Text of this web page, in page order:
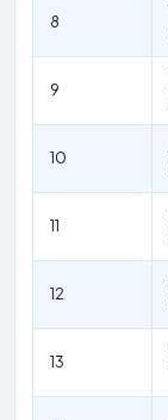
8
9
10
11
12
13